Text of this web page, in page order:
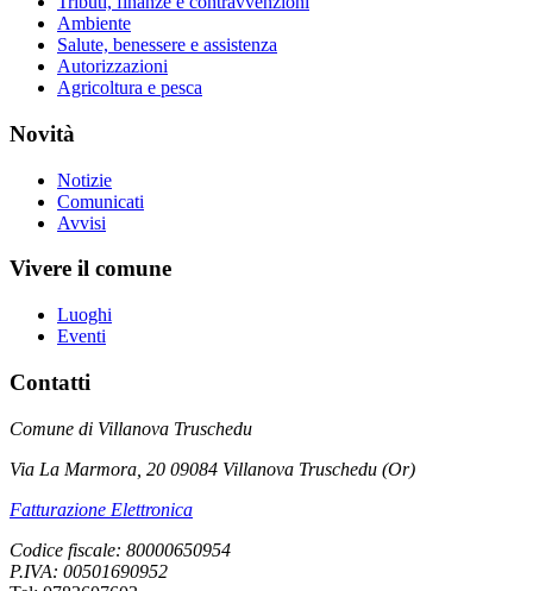
Ambiente
Salute, benessere e assistenza
Autorizzazioni
Agricoltura e pesca
Novità
Notizie
Comunicati
Avvisi
Vivere il comune
Luoghi
Eventi
Contatti
Comune di Villanova Truschedu
Via La Marmora, 20 09084 Villanova Truschedu (Or)
Fatturazione Elettronica
Codice fiscale: 80000650954
P.IVA: 00501690952